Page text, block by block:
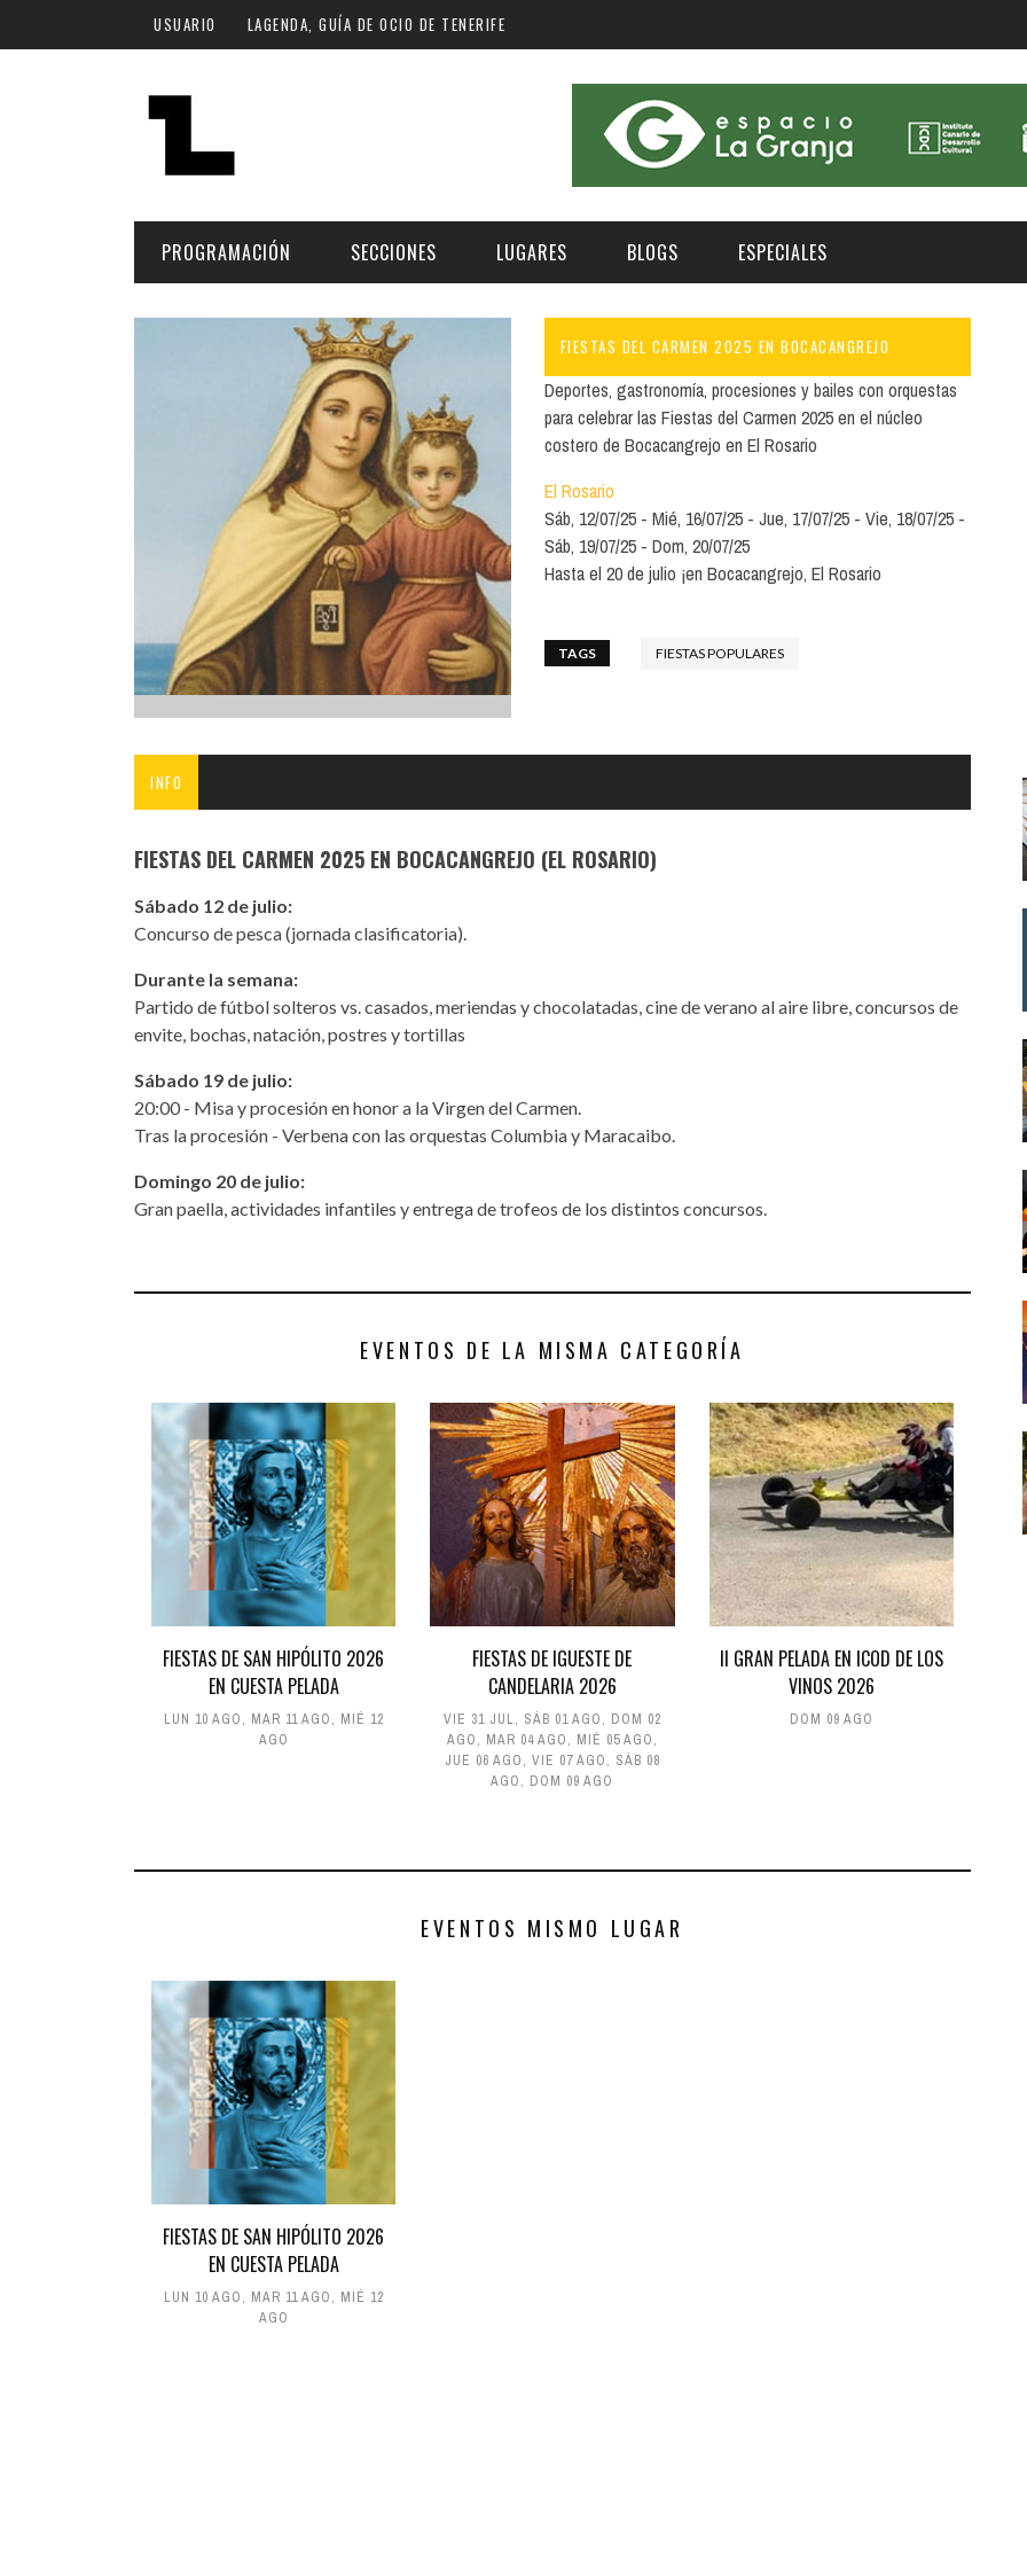
Pasar al contenido principal
USUARIO LAGENDA, GUÍA DE OCIO DE TENERIFE
PROGRAMACIÓN
Plan Finde
Norte
Santa Cruz | La Laguna
Islas
Cultura
Gastro
Infantil
SECCIONES
MÚSICA
ESCÉNICAS
CULTURA
GASTRONOMÍA
INFANTIL
LUGARES
ARTE | MUSEOS
SALAS Y AUDITORIOS
ESPACIOS CULTURALES
LOCALES CON ACTUACIONES
GASTRO
FORMATIVO
BLOGS ESPECIALES
FESTIVAL BOREAL 2026
FESTIVAL TAGANANA 2026
TENERIFE PHE FESTIVAL 2026
FIESTAS DEL CARMEN 2025 EN BOCACANGREJO
Deportes, gastronomía, procesiones y bailes con orquestas
para celebrar las Fiestas del Carmen 2025 en el núcleo
costero de Bocacangrejo en El Rosario
El Rosario
Sáb, 12/07/25
Mié, 16/07/25 Jue, 17/07/25
Vie, 18/07/25
Sáb, 19/07/25
Dom, 20/07/25
Hasta el 20 de julio ¡en Bocacangrejo, El Rosario
TAGS FIESTAS POPULARES
INFO
FIESTAS DEL CARMEN 2025 EN BOCACANGREJO (EL ROSARIO)
Sábado 12 de julio:
Concurso de pesca (jornada clasificatoria).
Durante la semana:
Partido de fútbol solteros vs. casados, meriendas y chocolatadas, cine de verano al aire libre, concursos de
envite, bochas, natación, postres y tortillas
Sábado 19 de julio:
20:00 - Misa y procesión en honor a la Virgen del Carmen.
Tras la procesión - Verbena con las orquestas Columbia y Maracaibo.
Domingo 20 de julio:
Gran paella, actividades infantiles y entrega de trofeos de los distintos concursos.
EVENTOS DE LA MISMA CATEGORÍA
FIESTAS DE SAN HIPÓLITO 2026
EN CUESTA PELADA
LUN 10 AGO, MAR 11 AGO, MIÉ 12
AGO
FIESTAS DE IGUESTE DE
CANDELARIA 2026
VIE 31 JUL, SÁB 01 AGO, DOM 02
AGO, MAR 04 AGO, MIÉ 05 AGO,
JUE 06 AGO, VIE 07 AGO, SÁB 08
AGO, DOM 09 AGO
II GRAN PELADA EN ICOD DE LOS
VINOS 2026
DOM 09 AGO
EVENTOS MISMO LUGAR
FIESTAS DE SAN HIPÓLITO 2026
EN CUESTA PELADA
LUN 10 AGO, MAR 11 AGO, MIÉ 12
AGO